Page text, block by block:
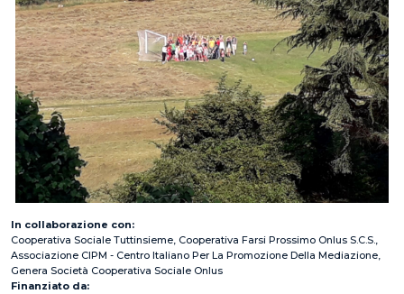
In collaborazione con
Cooperativa Sociale Tuttinsieme, Cooperativa Farsi Prossimo Onlus S.C.S.,
Associazione CIPM - Centro Italiano Per La Promozione Della Mediazione,
Genera Società Cooperativa Sociale Onlus
Finanziato da